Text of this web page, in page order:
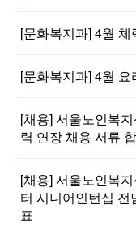
[문화복지과] 4월
[문화복지과] 4월
[채용] 서울노인복
력 연장 채용 서류
[채용] 서울노인복
터 시니어인턴십
표